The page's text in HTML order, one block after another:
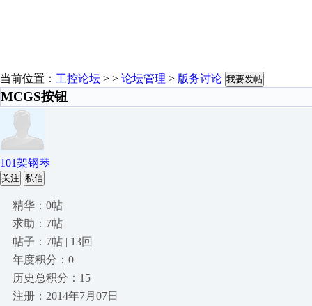
当前位置： 工控论坛 > > 论坛管理 > 版务讨论 我要发帖
MCGS按钮
101架钢琴
关注 私信
精华：0帖
求助：7帖
帖子：7帖 | 13回
年度积分：0
历史总积分：15
注册：2014年7月07日